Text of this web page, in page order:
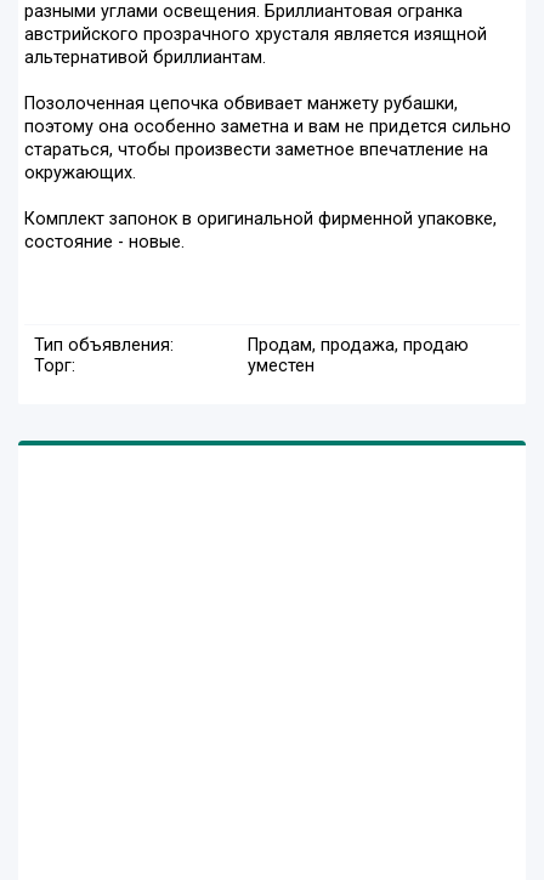
разными углами освещения. Бриллиантовая огранка
австрийского прозрачного хрусталя является изящной
альтернативой бриллиантам.
Позолоченная цепочка обвивает манжету рубашки,
поэтому она особенно заметна и вам не придется сильно
стараться, чтобы произвести заметное впечатление на
окружающих.
Комплект запонок в оригинальной фирменной упаковке,
состояние - новые.
Тип объявления:
Продам, продажа, продаю
Торг:
уместен